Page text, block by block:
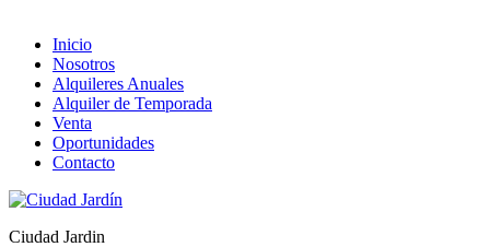
Inicio
Nosotros
Alquileres Anuales
Alquiler de Temporada
Venta
Oportunidades
Contacto
Ciudad Jardin